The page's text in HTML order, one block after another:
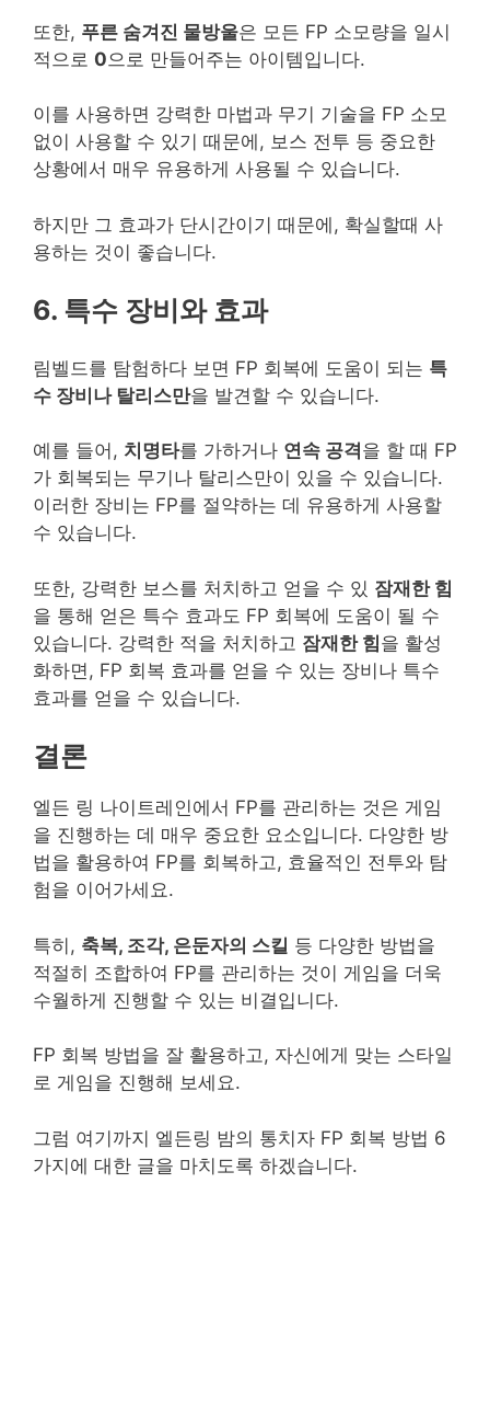
또한, 푸른 숨겨진 물방울은 모든 FP 소모량을 일시
적으로 0으로 만들어주는 아이템입니다.
이를 사용하면 강력한 마법과 무기 기술을 FP 소모
없이 사용할 수 있기 때문에, 보스 전투 등 중요한
상황에서 매우 유용하게 사용될 수 있습니다.
하지만 그 효과가 단시간이기 때문에, 확실할때 사
용하는 것이 좋습니다.
6. 특수 장비와 효과
림벨드를 탐험하다 보면 FP 회복에 도움이 되는 특
수 장비나 탈리스만을 발견할 수 있습니다.
예를 들어, 치명타를 가하거나 연속 공격 을 할 때 FP
가 회복되는 무기나 탈리스만이 있을 수 있습니다.
이러한 장비는 FP를 절약하는 데 유용하게 사용할
수 있습니다.
또한, 강력한 보스를 처치하고 얻을 수 있 잠재한 힘
을 통해 얻은 특수 효과도 FP 회복에 도움이 될 수
있습니다. 강력한 적을 처치하고 잠재한 힘을 활성
화하면, FP 회복 효과를 얻을 수 있는 장비나 특수
효과를 얻을 수 있습니다.
결론
엘든 링 나이트레인에서 FP를 관리하는 것은 게임
을 진행하는 데 매우 중요한 요소입니다. 다양한 방
법을 활용하여 FP를 회복하고, 효율적인 전투와 탐
험을 이어가세요.
특히, 축복, 조각, 은둔자의 스킬 등 다양한 방법을
적절히 조합하여 FP를 관리하는 것이 게임을 더욱
수월하게 진행할 수 있는 비결입니다.
FP 회복 방법을 잘 활용하고, 자신에게 맞는 스타일
로 게임을 진행해 보세요.
그럼 여기까지 엘든링 밤의 통치자 FP 회복 방법 6
가지에 대한 글을 마치도록 하겠습니다.